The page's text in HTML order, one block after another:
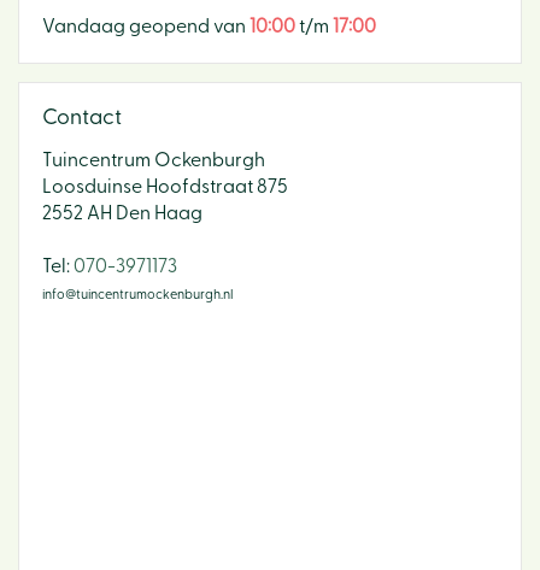
Vandaag geopend van 10:00t/m 17:00
Contact
Tuincentrum Ockenburgh
Loosduinse Hoofdstraat 875
2552 AH Den Haag
​Tel:070-3971173
info@tuincentrumockenburgh.nl